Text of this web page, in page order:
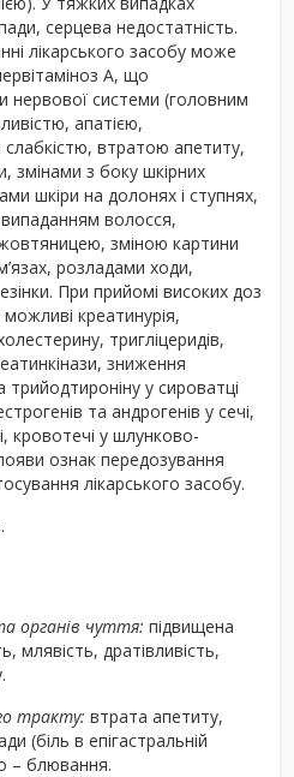
серцева недостатність.
лікарського засобу може
А, що
нервової системи (головним
апатією,
втратою апетиту,
змінами з боку шкірних
шкіри на долонях і ступнях,
волосся,
зміною картини
розладами ходи,
При прийомі високих доз
креатинурія,
тригліцеридів,
зниження
трийодтироніну у сироватці
та андрогенів у сечі,
кровотечі у шлунково-
ознак передозування
лікарського засобу.
органів чуття: підвищена
млявість, дратівливість,
тракту: втрата апетиту,
(біль в епігастральній
– блювання.